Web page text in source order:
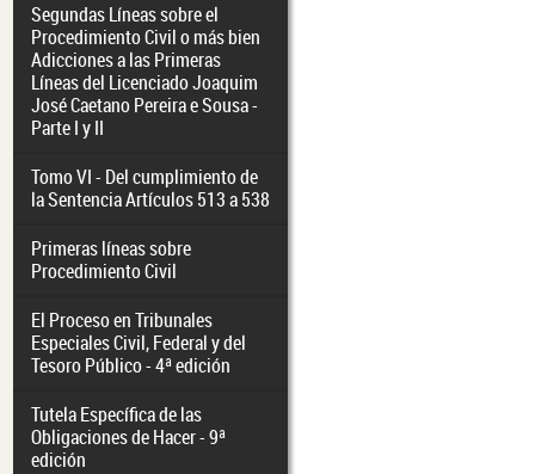
Segundas Líneas sobre el
Procedimiento Civil o más bien
Adicciones a las Primeras
Líneas del Licenciado Joaquim
José Caetano Pereira e Sousa -
Parte I y II
Tomo VI - Del cumplimiento de
la Sentencia Artículos 513 a 538
Primeras líneas sobre
Procedimiento Civil
El Proceso en Tribunales
Especiales Civil, Federal y del
Tesoro Público - 4ª edición
Tutela Específica de las
Obligaciones de Hacer - 9ª
edición